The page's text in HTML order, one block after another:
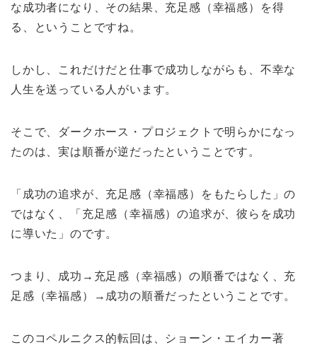
な成功者になり、その結果、充足感（幸福感）を得
る、ということですね。
しかし、これだけだと仕事で成功しながらも、不幸な
人生を送っている人がいます。
そこで、ダークホース・プロジェクトで明らかになっ
たのは、実は順番が逆だったということです。
「成功の追求が、充足感（幸福感）をもたらした」の
ではなく、「充足感（幸福感）の追求が、彼らを成功
に導いた」のです。
つまり、成功→充足感（幸福感）の順番ではなく、充
足感（幸福感）→成功の順番だったということです。
このコペルニクス的転回は、ショーン・エイカー著